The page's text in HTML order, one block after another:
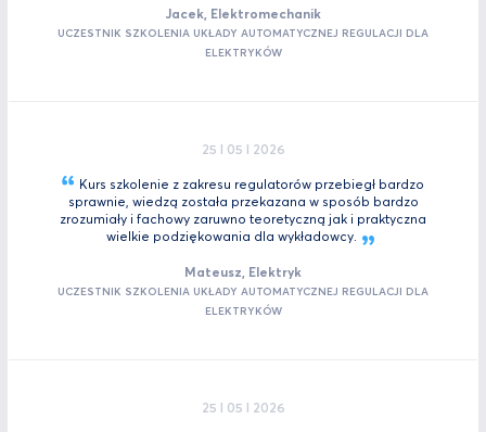
Jacek, Elektromechanik
UCZESTNIK SZKOLENIA UKŁADY AUTOMATYCZNEJ REGULACJI DLA
ELEKTRYKÓW
25 I 05 I 2026
Kurs szkolenie z zakresu regulatorów przebiegł bardzo
sprawnie, wiedzą została przekazana w sposób bardzo
zrozumiały i fachowy zaruwno teoretyczną jak i praktyczna
wielkie podziękowania dla wykładowcy.
Mateusz, Elektryk
UCZESTNIK SZKOLENIA UKŁADY AUTOMATYCZNEJ REGULACJI DLA
ELEKTRYKÓW
25 I 05 I 2026